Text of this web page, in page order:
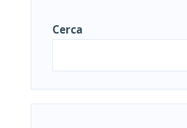
Cerca